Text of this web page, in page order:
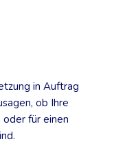
in Auftrag
ob Ihre
für einen